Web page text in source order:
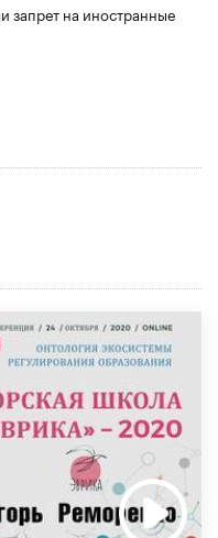
запрет на иностранные